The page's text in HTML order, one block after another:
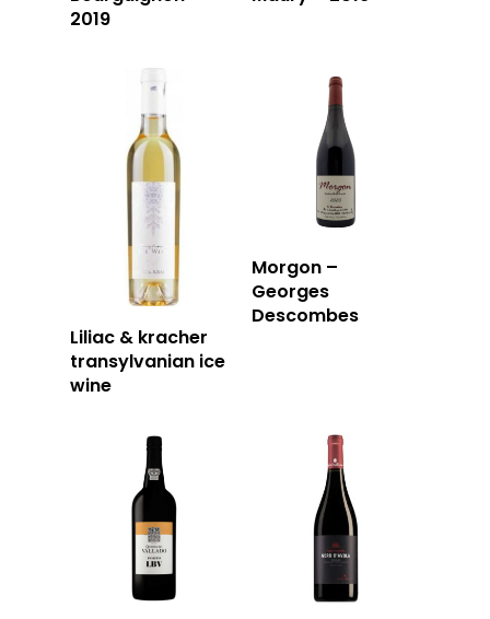
2019
Liliac & kracher
transylvanian ice
wine
Morgon –
Georges
Descombes